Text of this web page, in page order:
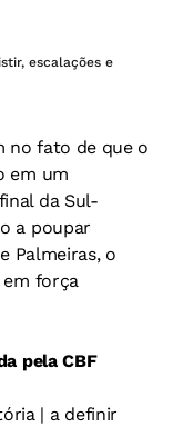
escalações e
no fato de que o
em um
da Sul-
a poupar
Palmeiras, o
força
pela CBF
| a definir